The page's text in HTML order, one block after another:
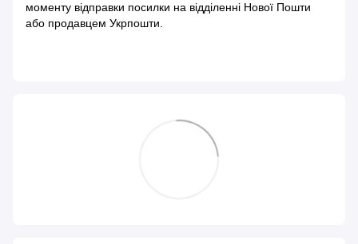
моменту відправки посилки на відділенні Нової Пошти
або продавцем Укрпошти.